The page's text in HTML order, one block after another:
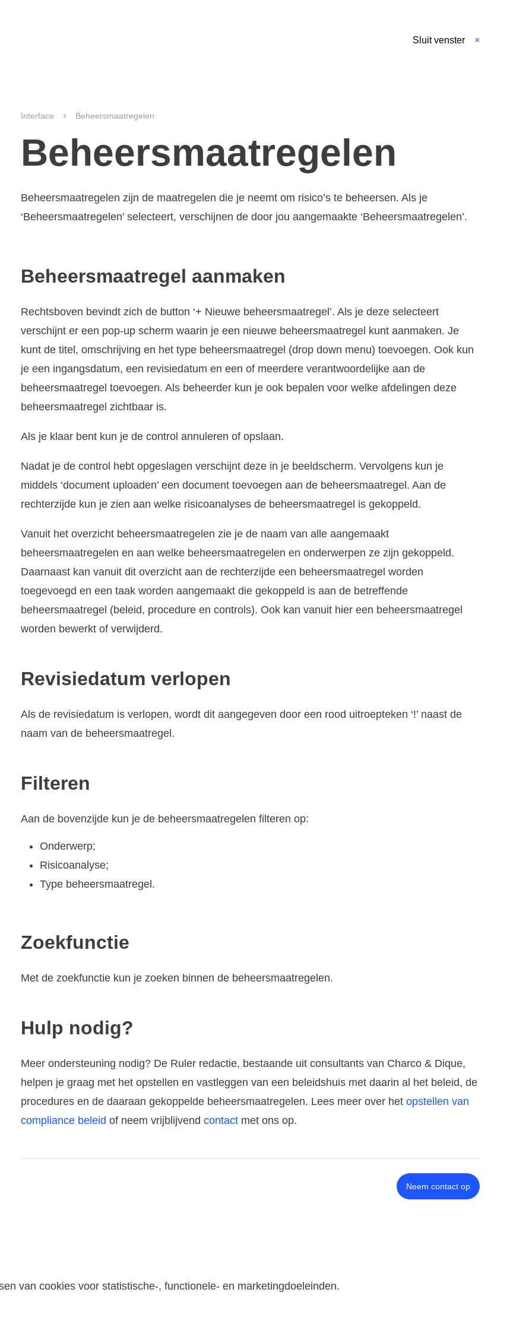
Sluit venster
Interface › Beheersmaatregelen
Beheersmaatregelen
Beheersmaatregelen zijn de maatregelen die je neemt om risico’s te beheersen. Als je
‘Beheersmaatregelen’ selecteert, verschijnen de door jou aangemaakte ‘Beheersmaatregelen’.
Beheersmaatregel aanmaken
Rechtsboven bevindt zich de button ‘+ Nieuwe beheersmaatregel’. Als je deze selecteert
verschijnt er een pop-up scherm waarin je een nieuwe beheersmaatregel kunt aanmaken. Je
kunt de titel, omschrijving en het type beheersmaatregel (drop down menu) toevoegen. Ook kun
je een ingangsdatum, een revisiedatum en een of meerdere verantwoordelijke aan de
beheersmaatregel toevoegen. Als beheerder kun je ook bepalen voor welke afdelingen deze
beheersmaatregel zichtbaar is.
Als je klaar bent kun je de control annuleren of opslaan.
Nadat je de control hebt opgeslagen verschijnt deze in je beeldscherm. Vervolgens kun je
middels ‘document uploaden’ een document toevoegen aan de beheersmaatregel. Aan de
rechterzijde kun je zien aan welke risicoanalyses de beheersmaatregel is gekoppeld.
Vanuit het overzicht beheersmaatregelen zie je de naam van alle aangemaakt
beheersmaatregelen en aan welke beheersmaatregelen en onderwerpen ze zijn gekoppeld.
Daarnaast kan vanuit dit overzicht aan de rechterzijde een beheersmaatregel worden
toegevoegd en een taak worden aangemaakt die gekoppeld is aan de betreffende
beheersmaatregel (beleid, procedure en controls). Ook kan vanuit hier een beheersmaatregel
worden bewerkt of verwijderd.
Revisiedatum verlopen
Als de revisiedatum is verlopen, wordt dit aangegeven door een rood uitroepteken ‘!’ naast de
naam van de beheersmaatregel.
Filteren
Aan de bovenzijde kun je de beheersmaatregelen filteren op:
Onderwerp;
Risicoanalyse;
Type beheersmaatregel.
Zoekfunctie
Met de zoekfunctie kun je zoeken binnen de beheersmaatregelen.
Hulp nodig?
Meer ondersteuning nodig? De Ruler redactie, bestaande uit consultants van Charco & Dique,
helpen je graag met het opstellen en vastleggen van een beleidshuis met daarin al het beleid, de
procedures en de daaraan gekoppelde beheersmaatregelen. Lees meer over het opstellen van
compliance beleid of neem vrijblijvend contactmet ons op.
Neem contact op
van cookies voor statistische-, functionele- en marketingdoeleinden.